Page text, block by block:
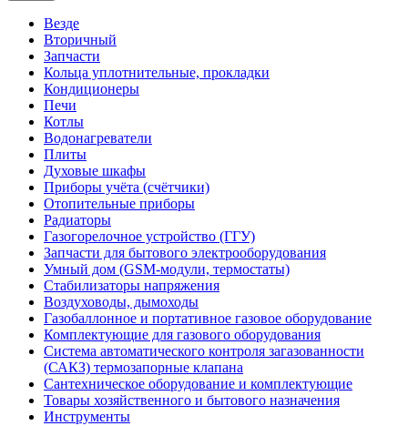
Везде
Вторичный
Запчасти
Кольца уплотнительные, прокладки
Кондиционеры
Печи
Котлы
Водонагреватели
Плиты
Духовые шкафы
Приборы учёта (счётчики)
Отопительные приборы
Радиаторы
Газогорелочное устройство (ГГУ)
Запчасти для бытового электрооборудования
Умный дом (GSM-модули, термостаты)
Cтабилизаторы напряжения
Воздуховоды, дымоходы
Газобаллонное и портативное газовое оборудование
Комплектующие для газового оборудования
Система автоматического контроля загазованности
(САКЗ) термозапорные клапана
Сантехническое оборудование и комплектующие
Товары хозяйственного и бытового назначения
Инструменты